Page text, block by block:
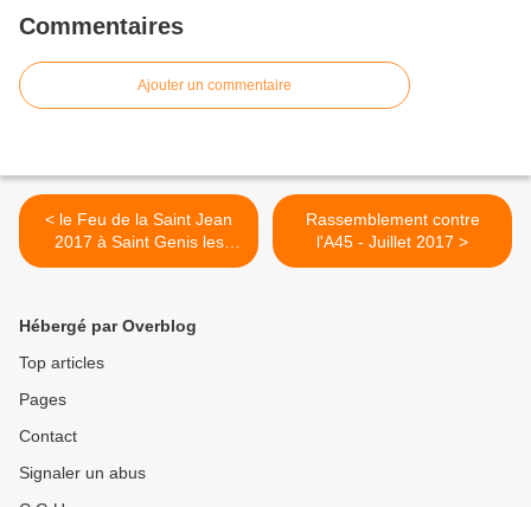
Commentaires
Ajouter un commentaire
< le Feu de la Saint Jean
2017 à Saint Genis les
Ollières
Rassemblement contre
l'A45 - Juillet 2017 >
Hébergé par Overblog
Top articles
Pages
Contact
Signaler un abus